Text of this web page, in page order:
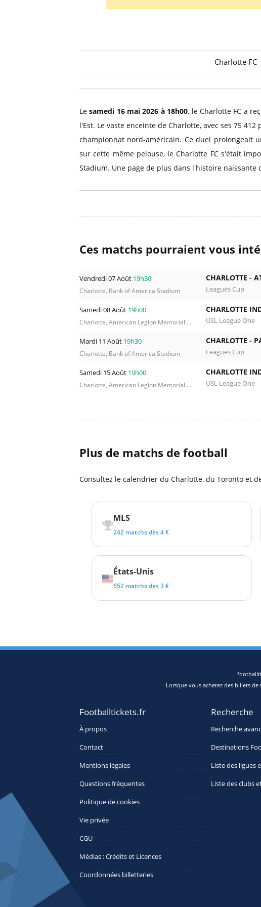
Charlotte FC
Lesamedi 16 mai 2026 à 18h00, le Charlotte FC a
l'Est. Le vaste enceinte de Charlotte, avec ses 75
championnat nord-américain. Ce duel prolongeait
sur cette même pelouse, le Charlotte FC s'était
Stadium. Une page de plus dans l'histoire
Ces matchs pourraient vous
Vendredi 07 Août 19h30
Charlotte, Bank of America Stadium
CHARLOTTE -
Leagues Cup
Samedi 08 Août 19h00
Charlotte, American Legion Memorial ...
CHARLOTTE
USL League One
Mardi 11 Août 19h30
Charlotte, Bank of America Stadium
CHARLOTTE -
Leagues Cup
Samedi 15 Août 19h00
Charlotte, American Legion Memorial ...
CHARLOTTE
USL League One
Plus de matchs de football
Consultez le calendrier du Charlotte, du Toronto et
MLS
242 matchs dès 4 €
États-Unis
652 matchs dès 3 €
Lorsque vous achetez des billets
Footballtickets.fr
À propos
Contact
Mentions légales
Questions fréquentes
Politique de cookies
Vie privée
CGU
Médias : Crédits et Licences
Coordonnées billetteries
Recherche
Recherche
Destinations
Liste des ligues
Liste des clubs